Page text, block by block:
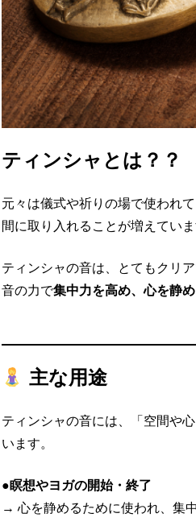
ティンシャとは？？
元々は儀式や祈りの場で使われ
間に取り入れることが増えていま
ティンシャの音は、とてもクリア
音の力で集中力を高め、心を静
主な用途
ティンシャの音には、「空間や
います。
●瞑想やヨガの開始・終了
→ 心を静めるために使われ、集